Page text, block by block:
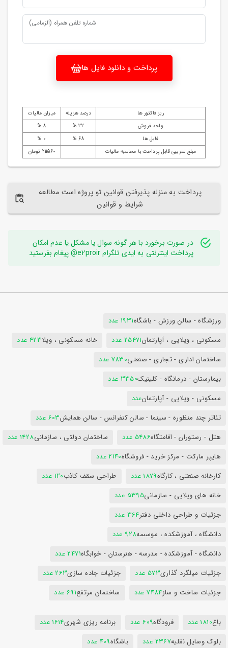
شماره تلفن همراه (الزمامی)
پرداخت و دانلود فایل ها
ریز فاکتور ها درصد هزینه
میزان مالیات
واحد فروش
32 %
8 %
فایل ها
68 %
0 %
مبلغ تقریبی قابل پرداخت با محاسبه مالیات
211560 تومان
پرداخت به منزله پذیرفتن قوانین تو پروژه است مطالعه
شرایط و قوانین
در صورت برخورد با هر گونه سوال یا مشکل یا عدم امکان
پرداخت اینترنتی به ایدی تلگرام e2proir@ پیغام بفرستید
ورزشگاه - سالن ورزش - باشگاه1931 عدد
مسکونی ، ویلایی ، آپارتمان25471 عدد خانه مسکونی ، ویلا423 عدد
ساختمان اداری - تجاری - صنعتی7830 عدد
بیمارستان - درمانگاه - کلینیک3350 عدد
مسکونی - ویلایی - آپارتمانعدد
تئاتر چند منظوره - سینما - سالن کنفرانس - سالن همایش603 عدد
هتل - رستوران - اقامتگاه5486 عدد ساختمان دولتی ، سازمانی1428 عدد
هایپر مارکت - مرکز خرید - فروشگاه2140 عدد
کارخانه صنعتی ، کارگاه1879 عدد طراحی سقف کاذب120 عدد
خانه های ویلایی - سازمانی5395 عدد
جزئیات و طراحی داخلی دفتر364 عدد
دانشگاه ، آموزشکده ، موسسه928 عدد
دانشگاه - آموزشکده - مدرسه - هنرستان - خوابگاه2471 عدد
جزئیات میلگرد گذاری573 عدد جزئیات جاده سازی263 عدد
جزئیات ساخت و ساز7484 عدد ساختمان مرتفع691 عدد
باغ1810 عدد فرودگاه609 عدد برنامه ریزی شهری1614 عدد
بلوک وسایل نقلیه2367 عدد باشگاه409 عدد